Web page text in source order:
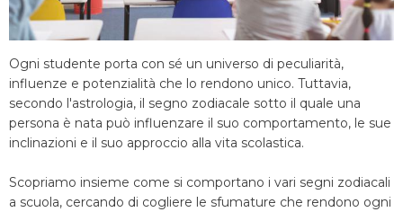
Ogni studente porta con sé un universo di peculiarità,
influenze e potenzialità che lo rendono unico. Tuttavia,
secondo l'astrologia, il segno zodiacale sotto il quale una
persona è nata può influenzare il suo comportamento, le sue
inclinazioni e il suo approccio alla vita scolastica.
Scopriamo insieme come si comportano i vari segni zodiacali
a scuola, cercando di cogliere le sfumature che rendono ogni